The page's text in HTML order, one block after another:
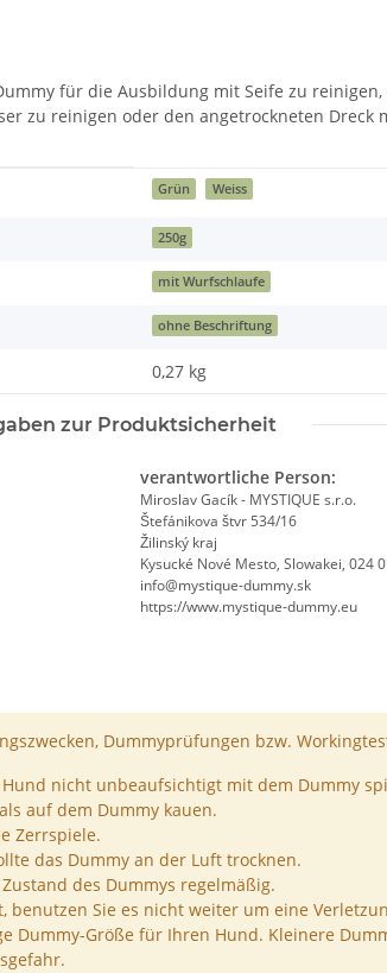
für die Ausbildung mit Seife zu
zu reinigen oder den angetrockneten
Grün Weiss
250g
mit Wurfschlaufe
ohne Beschriftung
0,27 kg
zur Produktsicherheit
verantwortliche Person:
Miroslav Gacík - MYSTIQUE s.r.o.
Štefánikova štvr 534/16
Žilinský kraj
Kysucké Nové Mesto, Slowakei, 024
info@mystique-dummy.sk
https://www.mystique-dummy.eu
Dummyprüfungen bzw.
nicht unbeaufsichtigt mit dem Dummy
auf dem Dummy kauen.
Zerrspiele.
das Dummy an der Luft trocknen.
des Dummys regelmäßig.
benutzen Sie es nicht weiter um eine
Dummy-Größe für Ihren Hund. Kleinere